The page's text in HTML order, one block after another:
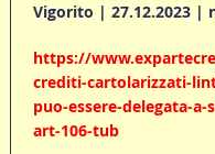
Vigorito | 27.12.2023 |
https://
crediti-cartolarizzati-
puo-essere-delegata-
art-106-tub